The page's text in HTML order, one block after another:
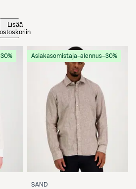
Lisää
ostoskoriin
Asiakasomistaja-alennus−30%
SAND